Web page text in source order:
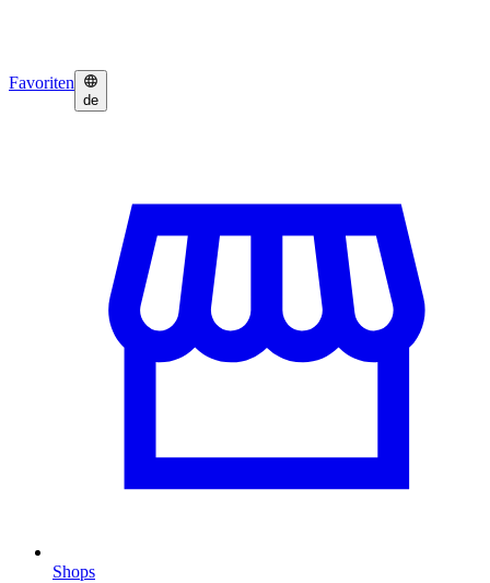
Favoriten
de
Shops